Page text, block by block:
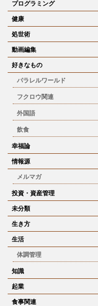
プログラミング
健康
処世術
動画編集
好きなもの
パラレルワールド
フクロウ関連
外国語
飲食
幸福論
情報源
メルマガ
投資・資産管理
未分類
生き方
生活
体調管理
知識
起業
食事関連